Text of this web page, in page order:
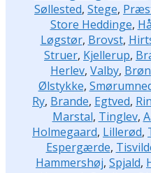
Søllested, Stege,
Store Heddinge,
Løgstør, Brovst,
Struer, Kjellerup,
Herlev, Valby,
Ølstykke,
Ry, Brande, Egtved,
Marstal, Tinglev,
Holmegaard, Lillerød,
Espergærde,
Hammershøj, Spjald,